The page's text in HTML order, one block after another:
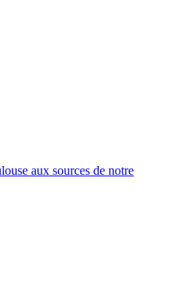
aux sources de notre